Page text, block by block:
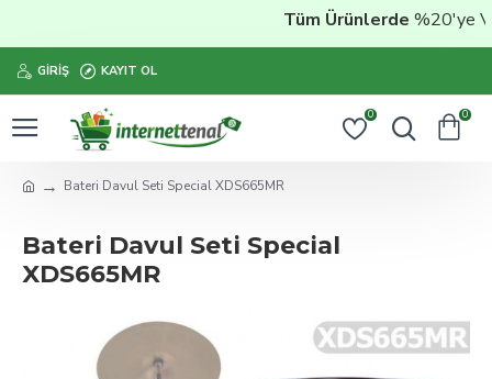
Tüm Ürünlerde%20'ye
GIRIŞ KAYIT OL
0 0
Bateri Davul Seti Special XDS665MR
Bateri Davul Seti Special
XDS665MR